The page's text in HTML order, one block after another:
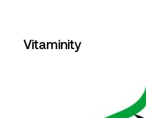
Vitaminity